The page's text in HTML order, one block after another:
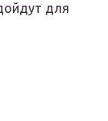
для